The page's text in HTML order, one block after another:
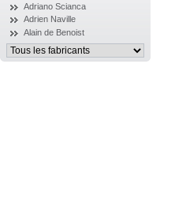
Adriano Scianca
Adrien Naville
Alain de Benoist